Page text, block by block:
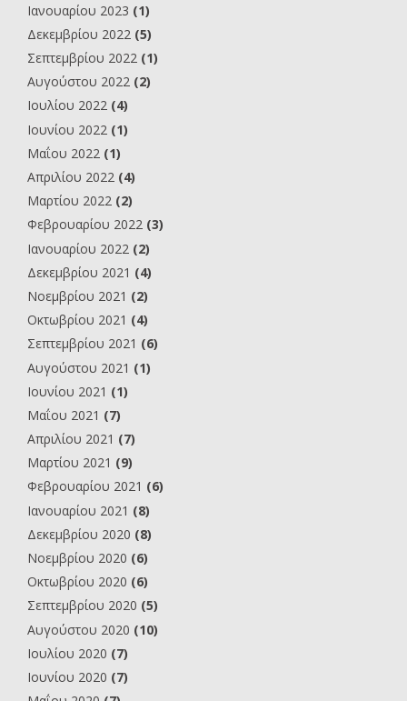
Ιανουαρίου 2023 (1)
Δεκεμβρίου 2022 (5)
Σεπτεμβρίου 2022 (1)
Αυγούστου 2022 (2)
Ιουλίου 2022 (4)
Ιουνίου 2022 (1)
Μαΐου 2022 (1)
Απριλίου 2022 (4)
Μαρτίου 2022 (2)
Φεβρουαρίου 2022 (3)
Ιανουαρίου 2022 (2)
Δεκεμβρίου 2021 (4)
Νοεμβρίου 2021 (2)
Οκτωβρίου 2021 (4)
Σεπτεμβρίου 2021 (6)
Αυγούστου 2021 (1)
Ιουνίου 2021 (1)
Μαΐου 2021 (7)
Απριλίου 2021 (7)
Μαρτίου 2021 (9)
Φεβρουαρίου 2021 (6)
Ιανουαρίου 2021 (8)
Δεκεμβρίου 2020 (8)
Νοεμβρίου 2020 (6)
Οκτωβρίου 2020 (6)
Σεπτεμβρίου 2020 (5)
Αυγούστου 2020 (10)
Ιουλίου 2020 (7)
Ιουνίου 2020 (7)